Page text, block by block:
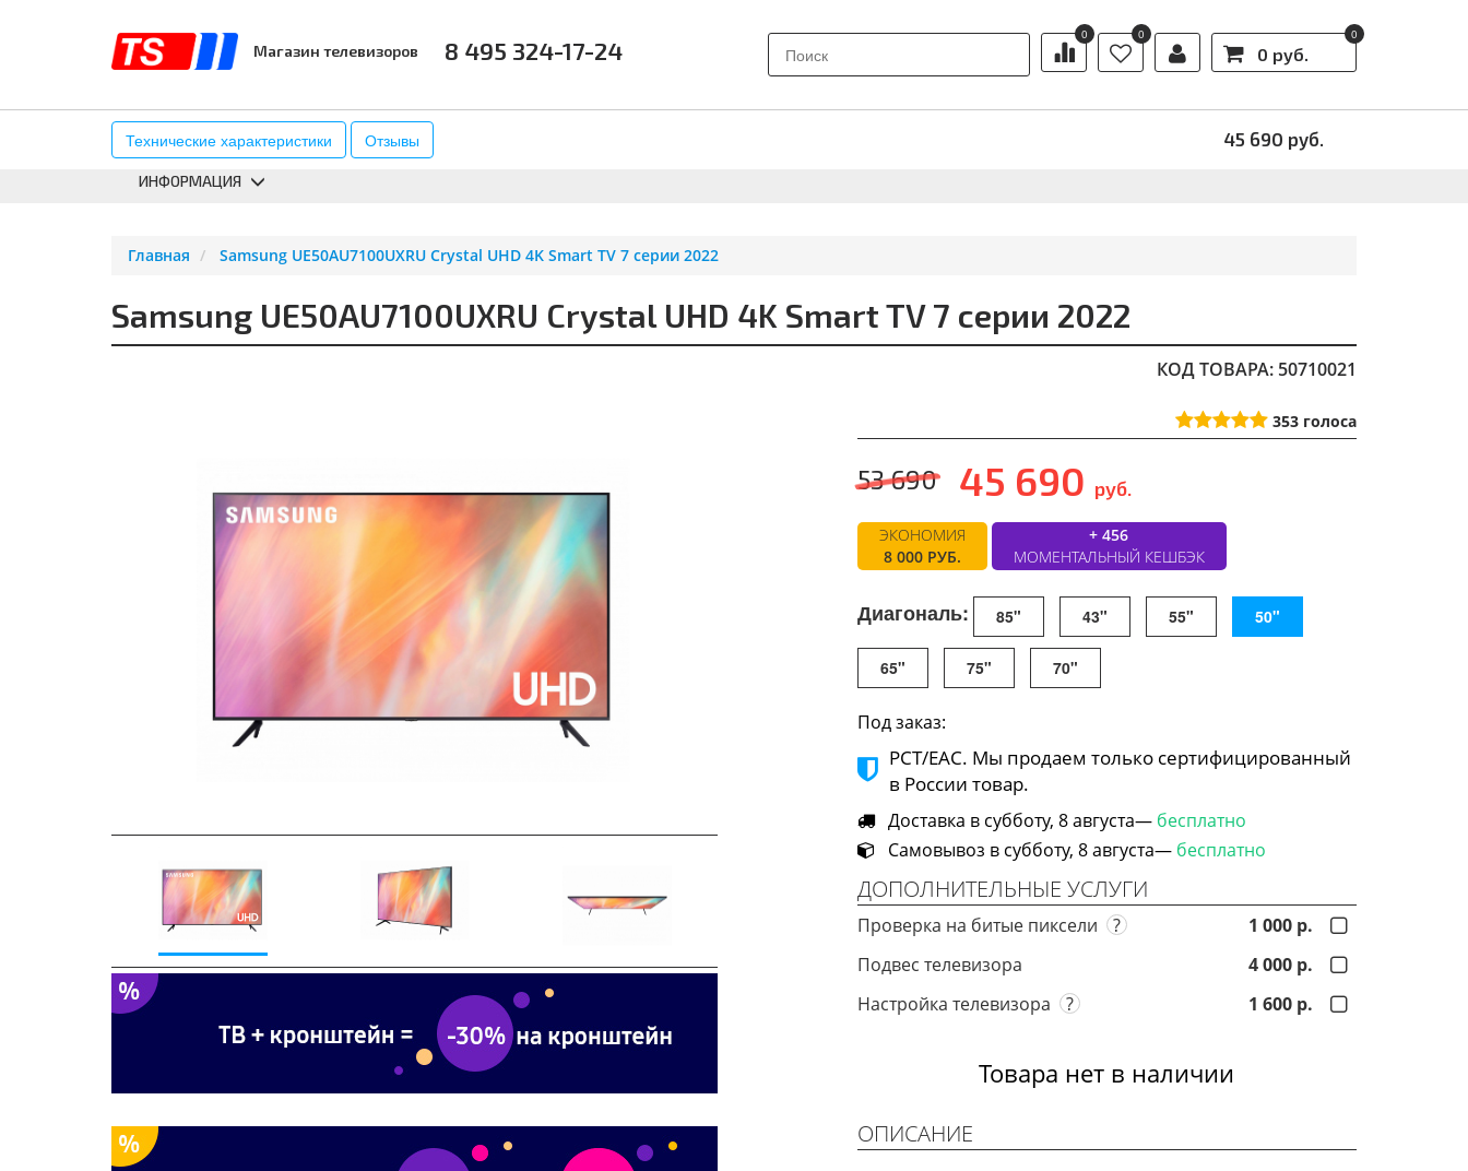
Магазин телевизоров 8 495 324-17-24
0 0
0 руб.
0
Технические характеристики Отзывы 45 690 руб.
КАТАЛОГ АКСЕССУАРЫ
ИНФОРМАЦИЯ
Главная Samsung UE50AU7100UXRU Crystal UHD 4K Smart TV 7 серии 2022
Samsung UE50AU7100UXRU Crystal UHD 4K Smart TV 7 серии 2022
КОД ТОВАРА: 50710021
Previous
353 голоса
53 690 45 690 руб.
ЭКОНОМИЯ
8 000 РУБ.
+ 456
МОМЕНТАЛЬНЫЙ КЕШБЭК
Диагональ: 85" 43" 55" 50"
65" 75" 70"
Под заказ:
РСТ/ЕАС. Мы продаем только сертифицированный
в России товар.
Доставка в субботу, 8 августа— бесплатно
Самовывоз в субботу, 8 августа— бесплатно
ДОПОЛНИТЕЛЬНЫЕ УСЛУГИ
Проверка на битые пиксели ?
1 000 р.
Подвес телевизора
4 000 р.
Настройка телевизора
? 1 600 р.
Товара нет в наличии
ОПИСАНИЕ